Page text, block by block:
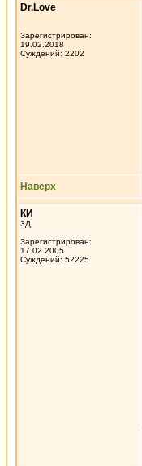
Dr.Love
Зарегистрирован:
19.02.2018
Суждений: 2202
Наверх
КИ
3Д
Зарегистрирован:
17.02.2005
Суждений: 52225